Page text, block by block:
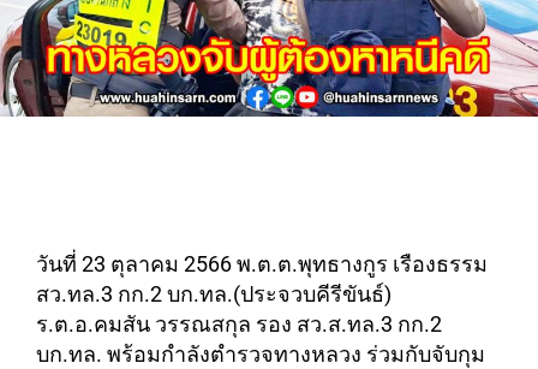
วันที่ 23 ตุลาคม 2566 พ.ต.ต.พุทธางกูร เรืองธรรม
สว.ทล.3 กก.2 บก.ทล.(ประจวบคีรีขันธ์)
ร.ต.อ.คมสัน วรรณสกุล รอง สว.ส.ทล.3 กก.2
บก.ทล. พร้อมกำลังตำรวจทางหลวง ร่วมกับจับกุม